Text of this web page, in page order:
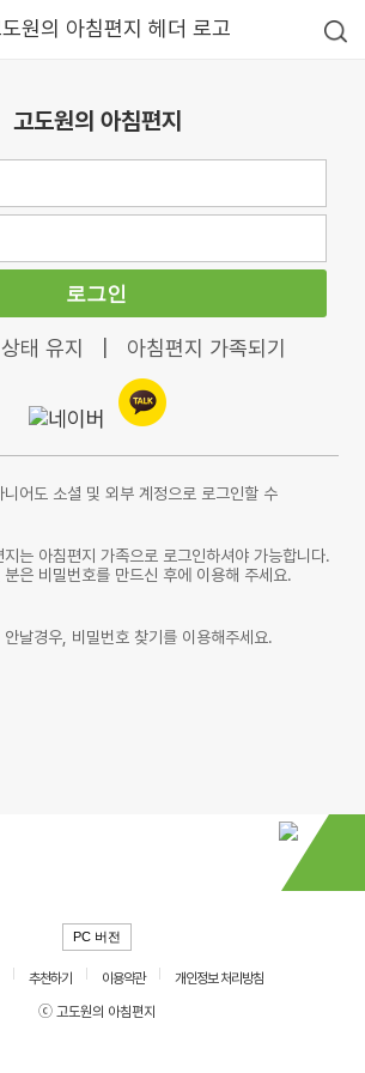
고도원의 아침편지
로그인
태 유지 아침편지 가족되기
니어도 소셜 및 외부 계정으로 로그인할 수
는 아침편지 가족으로 로그인하셔야 가능합니다.
은 비밀번호를 만드신 후에 이용해 주세요.
날경우, 비밀번호 찾기를 이용해주세요.
PC 버전
추천하기 이용약관
개인정보 처리방침
ⓒ 고도원의 아침편지